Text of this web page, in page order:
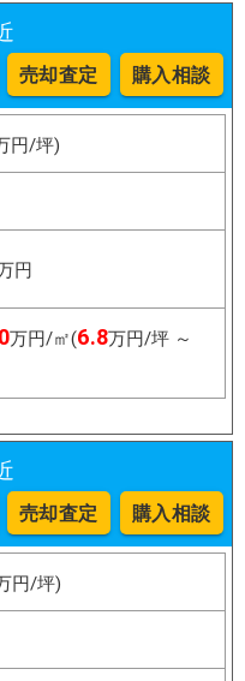
売却査定 購入相談
円/坪)
円
万円/㎡(6.8万円/坪 ～
売却査定 購入相談
円/坪)